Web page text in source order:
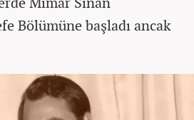
Bölümüne başladı ancak